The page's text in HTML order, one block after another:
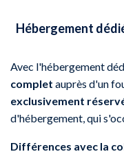
Hébergement
Avec l'hébergement
complet auprès d'un
exclusivement
d'hébergement, qui
Différences avec la